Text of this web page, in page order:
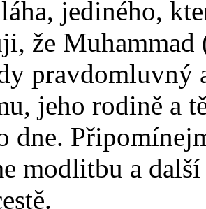
jediného,
že
jeho rodině a
dne.
modlitbu a